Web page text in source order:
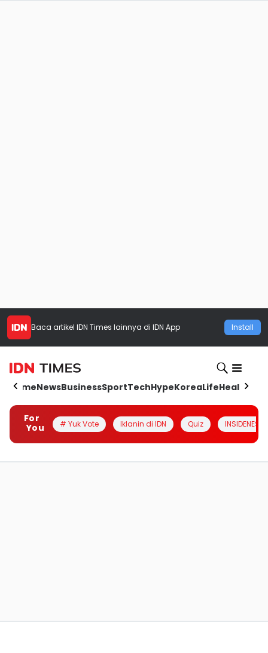
Baca artikel IDN Times lainnya di IDN App Install
HomeNewsBusinessSportTechHypeKoreaLifeHealth
For
You
# Yuk Vote Iklanin di IDN Quiz INSIDENESIA